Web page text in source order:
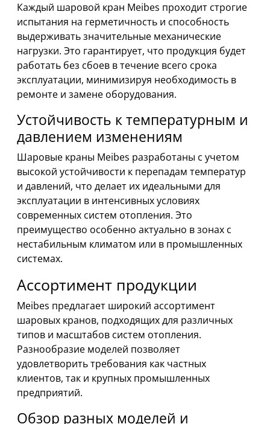
Каждый шаровой кран Meibes проходит строгие
испытания на герметичность и способность
выдерживать значительные механические
нагрузки. Это гарантирует, что продукция будет
работать без сбоев в течение всего срока
эксплуатации, минимизируя необходимость в
ремонте и замене оборудования.
Устойчивость к температурным и
давлением изменениям
Шаровые краны Meibes разработаны с учетом
высокой устойчивости к перепадам температур
и давлений, что делает их идеальными для
эксплуатации в интенсивных условиях
современных систем отопления. Это
преимущество особенно актуально в зонах с
нестабильным климатом или в промышленных
системах.
Ассортимент продукции
Meibes предлагает широкий ассортимент
шаровых кранов, подходящих для различных
типов и масштабов систем отопления.
Разнообразие моделей позволяет
удовлетворить требования как частных
клиентов, так и крупных промышленных
предприятий.
Обзор разных моделей и